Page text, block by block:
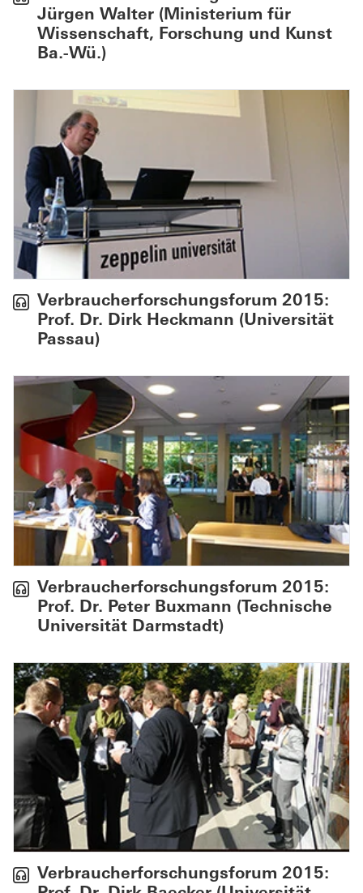
Jürgen Walter (Ministerium für
Wissenschaft, Forschung und Kunst
Ba.-Wü.)
Verbraucherforschungsforum 2015:
Prof. Dr. Dirk Heckmann (Universität
Passau)
Verbraucherforschungsforum 2015:
Prof. Dr. Peter Buxmann (Technische
Universität Darmstadt)
Verbraucherforschungsforum 2015: